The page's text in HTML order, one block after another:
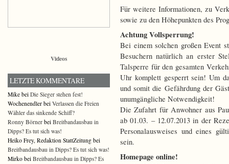
Für weitere Informationen, zu
sowie zu den Höhepunkten des
Achtung Vollsperrung!
Bei einem solchen großen Event
Besuchern natürlich an erster
Talsperre für den gesamten
Uhr komplett gesperrt sein! Um
und somit die Gefährdung der
unumgängliche Notwendigkeit!
Die Zufahrt für Anwohner aus
ab 01.03. – 12.07.2013 in der
Personalausweises und eines
sein.
Homepage online!
Videos
LETZTE KOMMENTARE
Mike bei Die Sieger stehen fest!
Wochenendler bei Verlassen die Freien
Wähler das sinkende Schiff?
Ronny Börner bei Breitbandausbau in
Dipps? Es tut sich was!
Heiko Frey, Redaktion StattZeitung bei
Breitbandausbau in Dipps? Es tut sich was!
Mirko bei Breitbandausbau in Dipps? Es